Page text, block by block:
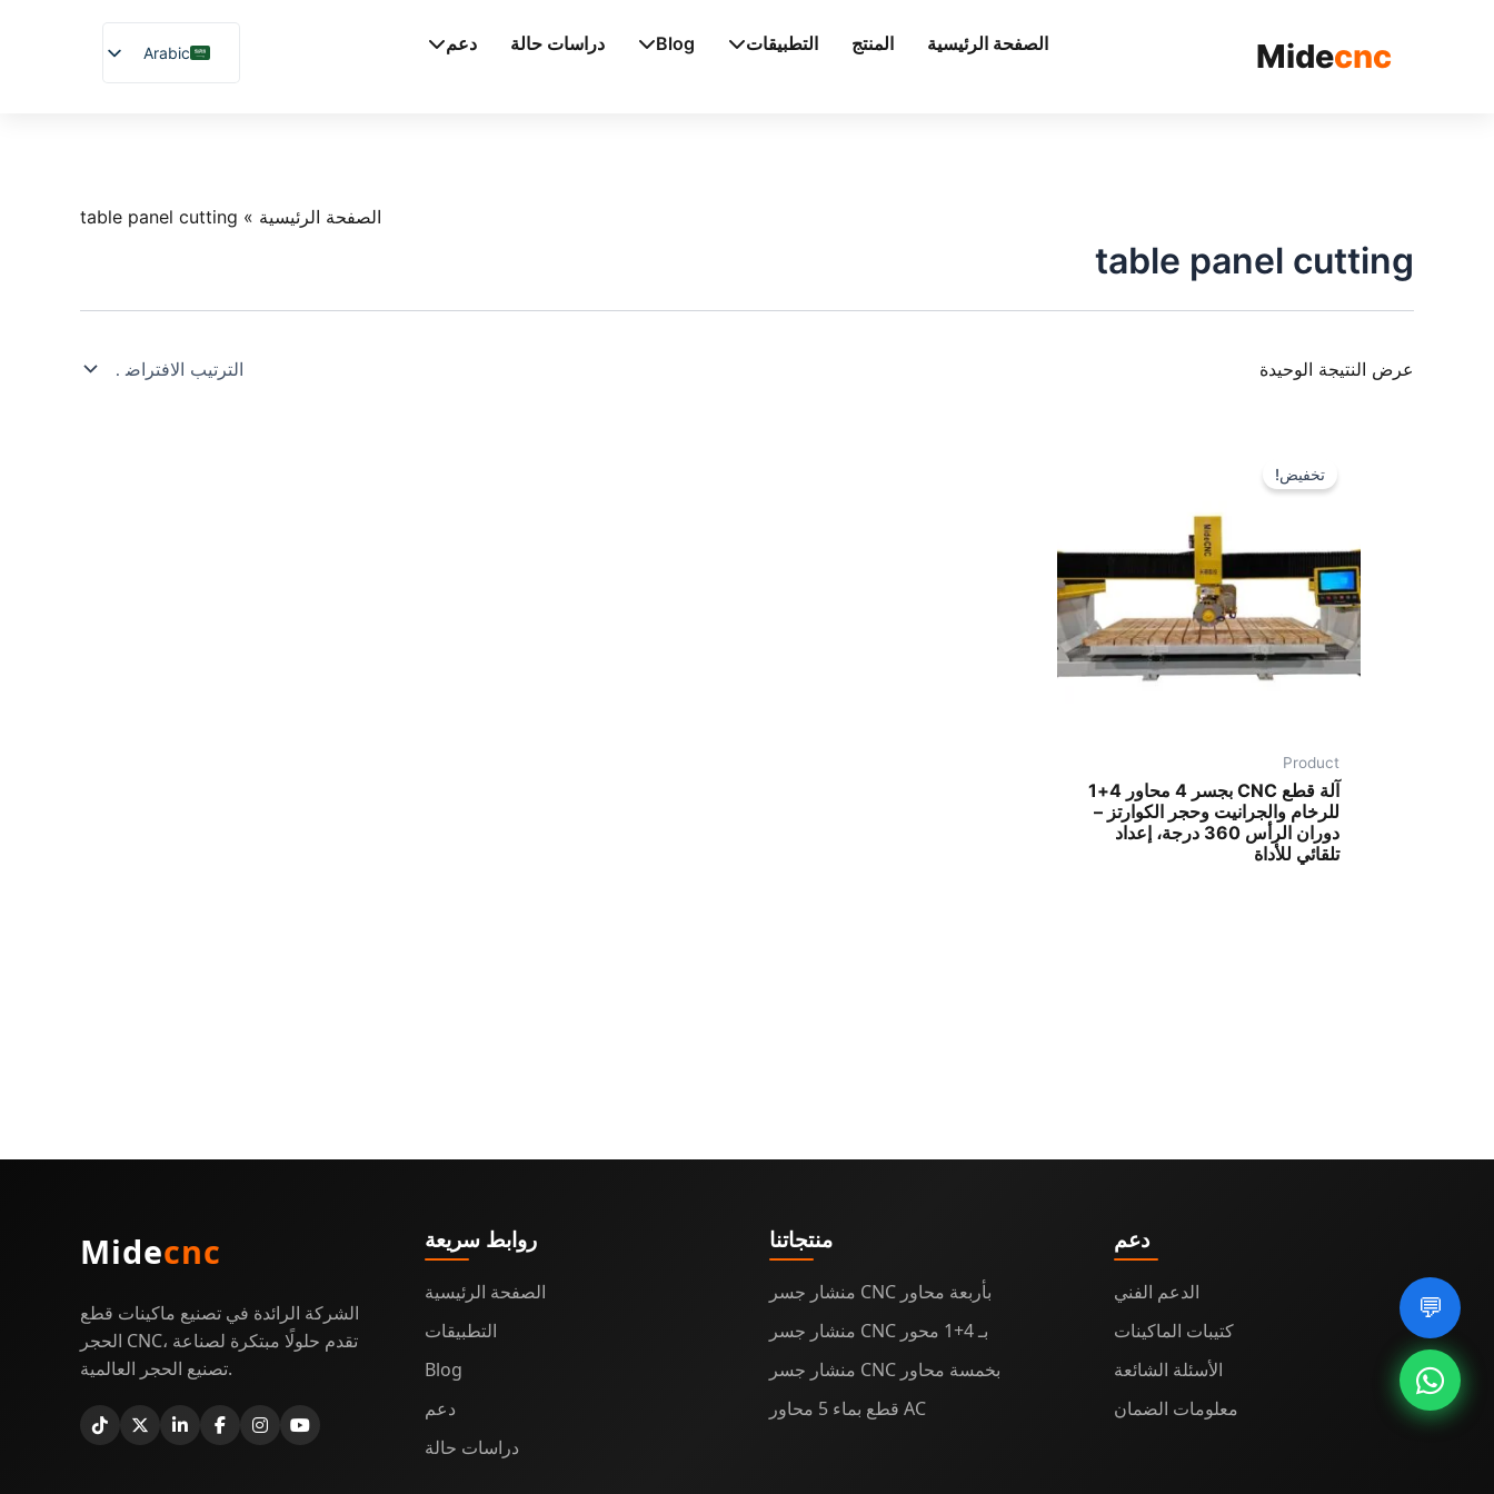
Midecnc الصفحة الرئيسية المنتج التطبيقات Blog دراسات حالة دعم
Arabic
English
Japanese
Uzbek
💬
الصفحة الرئيسية »
table panel cutting
table panel cutting
عرض النتيجة الوحيدة
تخفيض!
Product
آلة قطع CNC بجسر 4 محاور 4+1
للرخام والجرانيت وحجر الكوارتز –
دوران الرأس 360 درجة، إعداد
تلقائي للأداة
Midecnc
الشركة الرائدة في تصنيع ماكينات قطع
الحجر CNC، تقدم حلولًا مبتكرة لصناعة
تصنيع الحجر العالمية.
روابط سريعة
الصفحة الرئيسية
التطبيقات
Blog
دعم
دراسات حالة
منتجاتنا
منشار جسر CNC بأربعة محاور
منشار جسر CNC بـ 4+1 محور
منشار جسر CNC بخمسة محاور
قطع بماء 5 محاور AC
دعم
الدعم الفني
كتيبات الماكينات
الأسئلة الشائعة
معلومات الضمان